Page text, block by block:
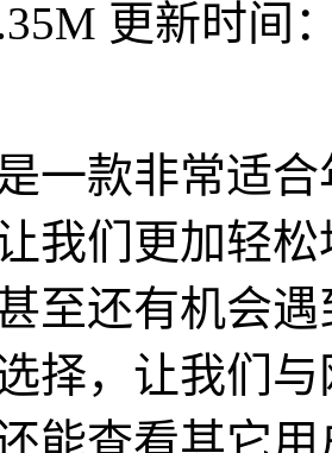
更新时间
一款非常适
我们更加轻
至还有机会
择，让我们
能查看其它